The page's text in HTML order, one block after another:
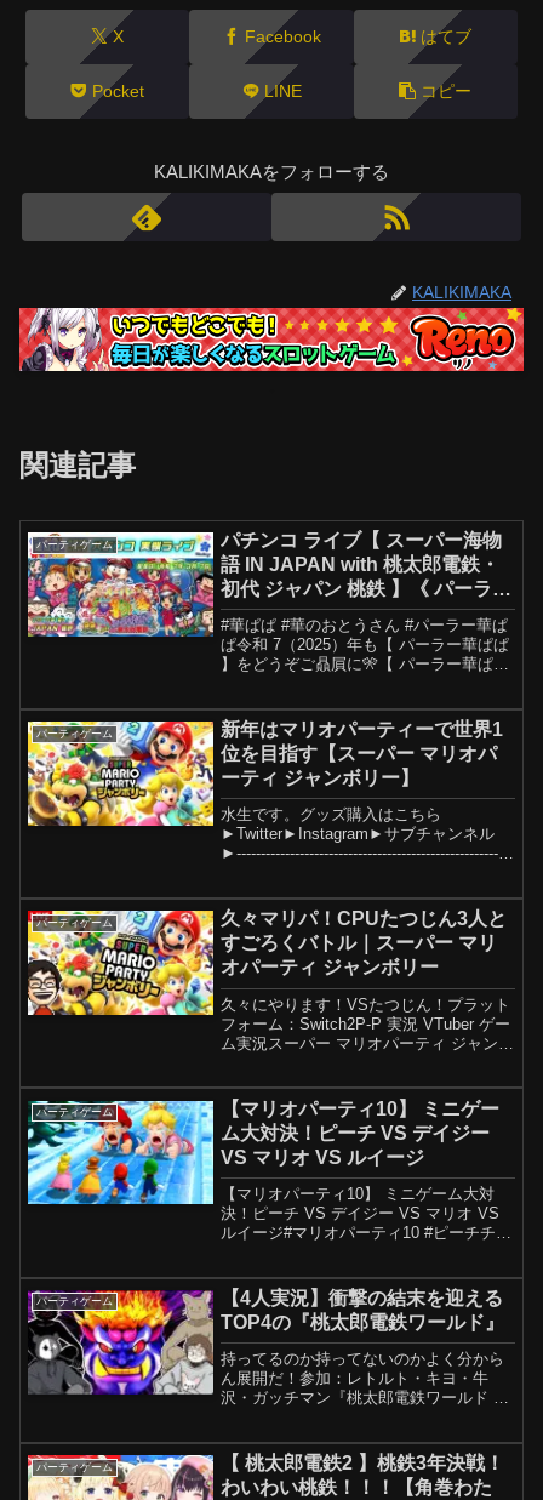
X Facebook はてブ
Pocket LINE コピー
KALIKIMAKAをフォローする
KALIKIMAKA
関連記事
パーティゲーム
パチンコ ライブ【 スーパー海物
語 IN JAPAN with 桃太郎電鉄・
初代 ジャパン 桃鉄 】《 パーラー
華ぱぱ・海物語 博物館 》令和 7
年 3月 LIVE ④・No.859
#華ぱぱ #華のおとうさん #パーラー華ぱ
ぱ令和 7（2025）年も【 パーラー華ぱぱ
】をどうぞご贔屓に🎌【 パーラー華ぱ
🙇【 良識ある大人の社交場 】パーラー...
パーティゲーム
新年はマリオパーティーで世界1
位を目指す【スーパー マリオパ
ーティ ジャンボリー】
水生です。グッズ購入はこちら
►Twitter►Instagram►サブチャンネル
►---------------------------------------------------------
パーティゲーム
久々マリパ！CPUたつじん3人と
すごろくバトル｜スーパー マリ
オパーティ ジャンボリー
久々にやります！VSたつじん！プラット
フォーム：Switch2P-P 実況 VTuber ゲー
ム実況スーパー マリオパーティ ジャンボ
すごろく終わるまでメンバーシッ...
パーティゲーム
【マリオパーティ10】 ミニゲー
ム大対決！ピーチ VS デイジー
VS マリオ VS ルイージ
【マリオパーティ10】 ミニゲーム大対
決！ピーチ VS デイジー VS マリオ VS
ルイージ#マリオパーティ10 #ピーチチャ
ズ】の全ミニゲームや神プレ...
パーティゲーム
【4人実況】衝撃の結末を迎える
TOP4の『桃太郎電鉄ワールド』
持ってるのか持ってないのかよく分から
ん展開だ！参加：レトルト・キヨ・牛
沢・ガッチマン『桃太郎電鉄ワールド ~
メント＆高評価頂けると嬉しいです】★
バカゲー 再生リスト...
パーティゲーム
【 桃太郎電鉄2 】桃鉄3年決戦！
わいわい桃鉄！！！【角巻わた